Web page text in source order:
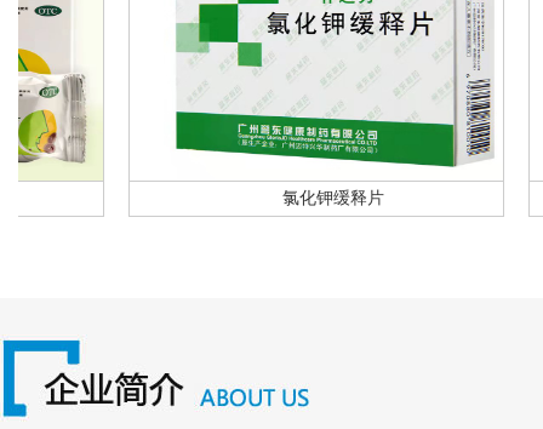
氯化钾缓释片